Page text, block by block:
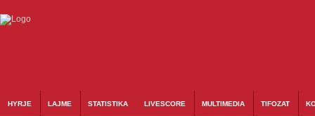
HYRJE LAJME STATISTIKA LIVESCORE MULTIMEDIA TIFOZAT